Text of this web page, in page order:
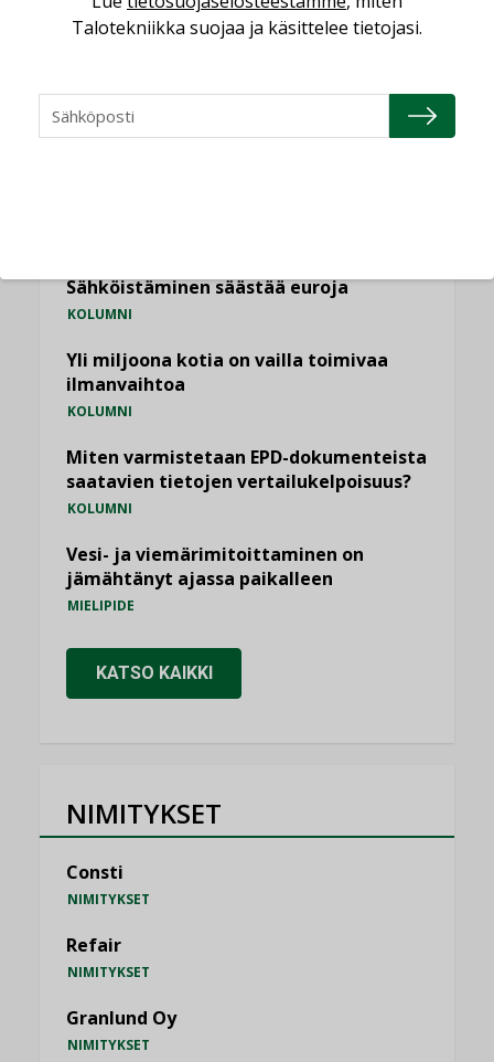
NÄKÖKULMIA
Sähköistäminen säästää euroja
KOLUMNI
Yli miljoona kotia on vailla toimivaa
ilmanvaihtoa
KOLUMNI
Miten varmistetaan EPD-dokumenteista
saatavien tietojen vertailukelpoisuus?
KOLUMNI
Vesi- ja viemärimitoittaminen on
jämähtänyt ajassa paikalleen
MIELIPIDE
KATSO KAIKKI
NIMITYKSET
Consti
NIMITYKSET
Refair
NIMITYKSET
Granlund Oy
NIMITYKSET
Talotekniikka suojaa ja käsittelee tietojasi.